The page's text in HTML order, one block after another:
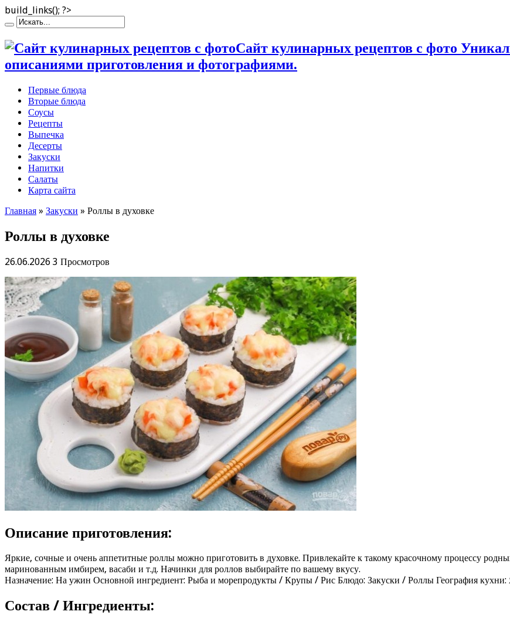
build_links(); ?>
Сайт кулинарных рецептов с фото
описаниями приготовления и фотографиями.
Первые блюда
Вторые блюда
Соусы
Рецепты
Выпечка
Десерты
Закуски
Напитки
Салаты
Карта сайта
Главная » Закуски » Роллы в духовке
Роллы в духовке
26.06.2026 3 Просмотров
Описание приготовления:
Яркие, сочные и очень аппетитные роллы можно приготовить в духовке. Привлекайте к такому красочному процессу
маринованным имбирем, васаби и т.д. Начинки для роллов выбирайте по вашему вкусу.
Назначение: На ужин Основной ингредиент: Рыба и морепродукты / Крупы / Рис Блюдо: Закуски / Роллы География кухни:
Состав / Ингредиенты: